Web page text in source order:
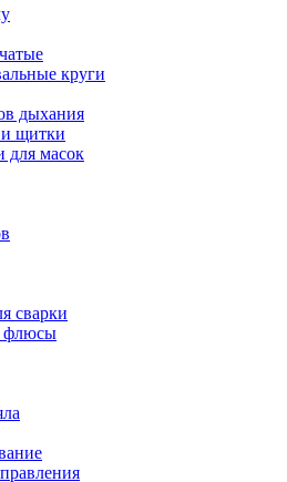
круги
дыхания
щитки
для масок
сварки
флюсы